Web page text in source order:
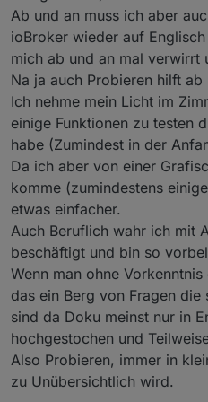
Ab und an muss ich aber
ioBroker wieder auf
mich ab und an mal verwirrt
Na ja auch Probieren hilft ab
Ich nehme mein Licht im
einige Funktionen zu testen
habe (Zumindest in der
Da ich aber von einer
komme (zumindestens
etwas einfacher.
Auch Beruflich wahr ich mit
beschäftigt und bin so
Wenn man ohne
das ein Berg von Fragen
sind da Doku meinst nur in
hochgestochen und
Also Probieren, immer in
zu Unübersichtlich wird.